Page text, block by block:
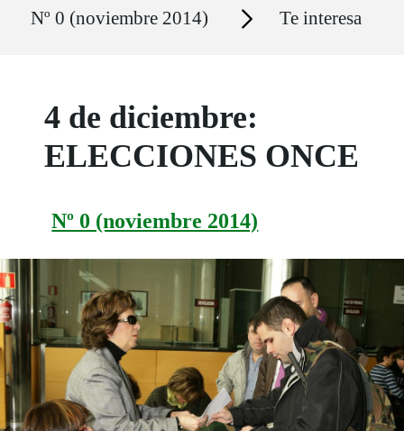
Nº 0 (noviembre 2014) Secciones Te interesa
4 de diciembre:
ELECCIONES ONCE
Nº 0 (noviembre 2014)